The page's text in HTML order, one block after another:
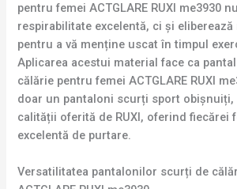
pentru femei ACTGLARE RUXI me3930
respirabilitate excelentă, ci și
pentru a vă menține uscat în timpul
Aplicarea acestui material face ca
călărie pentru femei ACTGLARE RUXI
doar un pantaloni scurți sport obișnuiți,
calității oferită de RUXI, oferind fiecărei
excelentă de purtare.
Versatilitatea pantalonilor scurți de